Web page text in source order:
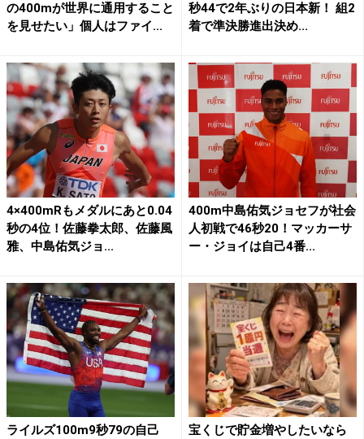
の400mが世界に通用すること
を見せたい」個人はファイ...
秒44で2年ぶりの日本新！ 組2
着で準決勝進出決め...
4×400mRもメダルにあと0.04
秒の4位！佐藤拳太郎、佐藤風
雅、中島佑気ジョ...
400m中島佑気ジョセフが社会
人初戦で46秒20！マッカーサ
ー・ジョイは自己4番...
ライルズ100m9秒79の自己
宝くじで貯金増やしたいなら